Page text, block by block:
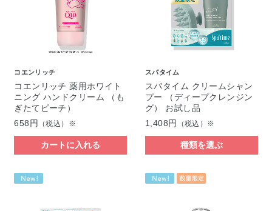
コエンリッチ
コエンリッチ 薬用ホワイト
ニング ハンドクリーム （も
ぎたてピーチ）
658円
（税込）※
カートに入れる
スパタイム
スパタイム クリームシャン
プー （ディープクレンジン
グ） お試し品
1,408円
（税込）※
種類を選ぶ